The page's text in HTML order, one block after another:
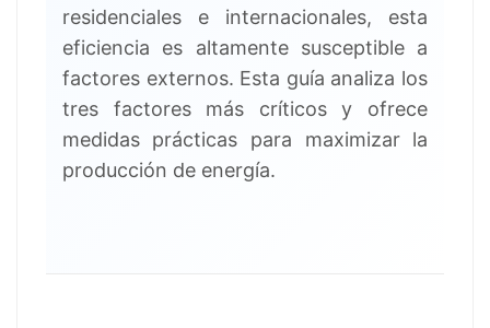
residenciales e internacionales, esta
eficiencia es altamente susceptible a
factores externos. Esta guía analiza los
tres factores más críticos y ofrece
medidas prácticas para maximizar la
producción de energía.